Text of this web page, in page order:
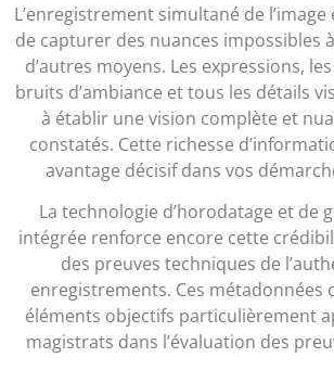
L’enregistrement simultané de
de capturer des nuances impossibles
d’autres moyens. Les expressions,
bruits d’ambiance et tous les détails
à établir une vision complète et
constatés. Cette richesse
avantage décisif dans vos
La technologie d’horodatage et de
intégrée renforce encore cette
des preuves techniques de
enregistrements. Ces métadonnées
éléments objectifs particulièrement
magistrats dans l’évaluation des